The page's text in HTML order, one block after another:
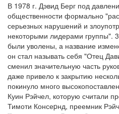
В 1978 г. Дэвид Берг под
общественности формально
серьезных нарушений и
некоторыми лидерами группы".
были уволены, а название
он стал называть себя "Отец
сменил значительную часть
даже привело к закрытию
покинуло много
Куин Рэйчел, которую считали
Тимоти Консеpнд, преемник